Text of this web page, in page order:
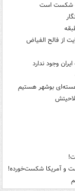
شکست است
از فالح الفیاض
وجود ندارد
بوشهر هستیم
و آمریکا شکست‌خورده!